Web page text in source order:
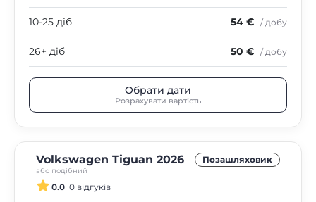
10-25 діб 54 € / добу
26+ діб 50 € / добу
Обрати дати
Розрахувати вартість
Volkswagen Tiguan 2026
або подібний
Позашляховик
0.0 0 відгуків